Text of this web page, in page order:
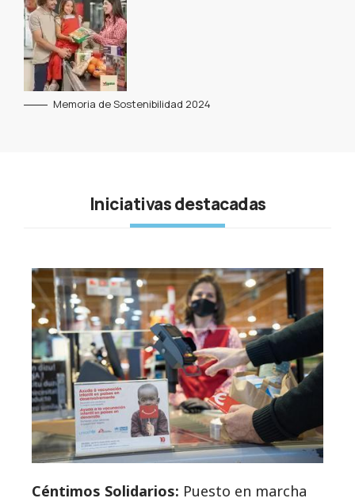
Memoria de Sostenibilidad 2024
Iniciativas destacadas
Céntimos Solidarios: Puesto en marcha